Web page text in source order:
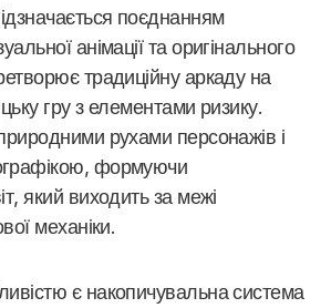
поєднанням
анімації та оригінального
традиційну аркаду на
гру з елементами ризику.
рухами персонажів і
формуючи
який виходить за межі
механіки.
є накопичувальна система